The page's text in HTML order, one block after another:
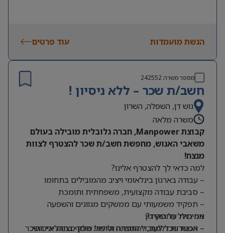
הגשת מועמדות עוד פרטים
מספר משרה 242552
חשב/ת שכר – ללא ניסיון !
גוש דן, השפלה, השרון
משרה מלאה
קבוצת Manpower, חברה גלובלית מובילה בעולם
משאבי האנוש, מחפשת חשב/ת שכר להצטרף לצוות
מנצח!
למה כדאי לך להצטרף אלינו?
– עבודה בארגון בינלאומי ויציב מהמובילים בתחומו
– סביבת עבודה מקצועית, משפחתית ותומכת
– תפקיד משמעותי עם ממשקים מגוונים והשפעה
אמיתית על הארגון
– אפשרות ללמוד, להתפתח ולהיות חלק מצוות איכותי
מה כולל התפקיד?
– הכנת שכר לעובדי החברה וטיפול שוטף בתהליכי השכר